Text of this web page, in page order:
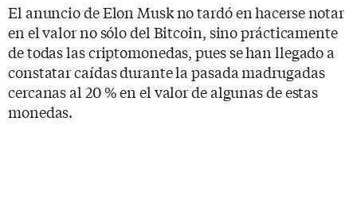
El anuncio de Elon Musk no tardó en hacerse notar
en el valor no sólo del Bitcoin, sino prácticamente
de todas las criptomonedas, pues se han llegado a
constatar caídas durante la pasada madrugadas
cercanas al 20 % en el valor de algunas de estas
monedas.